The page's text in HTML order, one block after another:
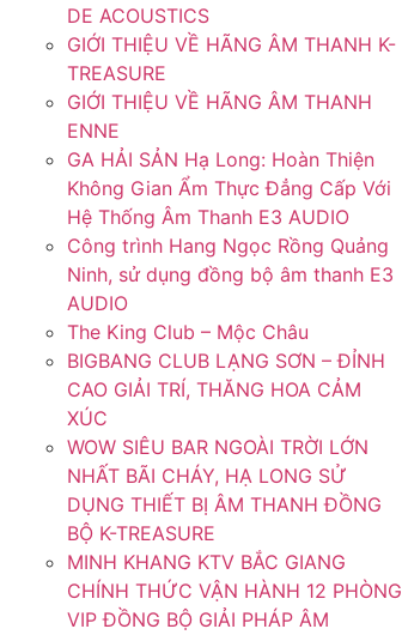
DE ACOUSTICS
GIỚI THIỆU VỀ HÃNG ÂM THANH K-
TREASURE
GIỚI THIỆU VỀ HÃNG ÂM THANH
ENNE
GA HẢI SẢN Hạ Long: Hoàn Thiện
Không Gian Ẩm Thực Đẳng Cấp Với
Hệ Thống Âm Thanh E3 AUDIO
Công trình Hang Ngọc Rồng Quảng
Ninh, sử dụng đồng bộ âm thanh E3
AUDIO
The King Club – Mộc Châu
BIGBANG CLUB LẠNG SƠN – ĐỈNH
CAO GIẢI TRÍ, THĂNG HOA CẢM
XÚC
WOW SIÊU BAR NGOÀI TRỜI LỚN
NHẤT BÃI CHÁY, HẠ LONG SỬ
DỤNG THIẾT BỊ ÂM THANH ĐỒNG
BỘ K-TREASURE
MINH KHANG KTV BẮC GIANG
CHÍNH THỨC VẬN HÀNH 12 PHÒNG
VIP ĐỒNG BỘ GIẢI PHÁP ÂM